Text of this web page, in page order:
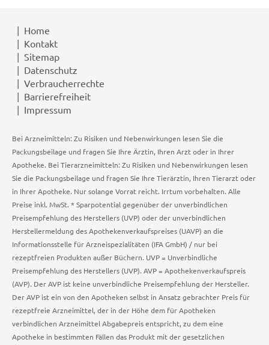
Home
Kontakt
Sitemap
Datenschutz
Verbraucherrechte
Barrierefreiheit
Impressum
Bei Arzneimitteln: Zu Risiken und Nebenwirkungen lesen Sie die
Packungsbeilage und fragen Sie Ihre Ärztin, Ihren Arzt oder in Ihrer
Apotheke. Bei Tierarzneimitteln: Zu Risiken und Nebenwirkungen lesen
Sie die Packungsbeilage und fragen Sie Ihre Tierärztin, Ihren Tierarzt oder
in Ihrer Apotheke. Nur solange Vorrat reicht. Irrtum vorbehalten. Alle
Preise inkl. MwSt. * Sparpotential gegenüber der unverbindlichen
Preisempfehlung des Herstellers (UVP) oder der unverbindlichen
Herstellermeldung des Apothekenverkaufspreises (UAVP) an die
Informationsstelle für Arzneispezialitäten (IFA GmbH) / nur bei
rezeptfreien Produkten außer Büchern. UVP = Unverbindliche
Preisempfehlung des Herstellers (UVP). AVP = Apothekenverkaufspreis
(AVP). Der AVP ist keine unverbindliche Preisempfehlung der Hersteller.
Der AVP ist ein von den Apotheken selbst in Ansatz gebrachter Preis für
rezeptfreie Arzneimittel, der in der Höhe dem für Apotheken
verbindlichen Arzneimittel Abgabepreis entspricht, zu dem eine
Apotheke in bestimmten Fällen das Produkt mit der gesetzlichen